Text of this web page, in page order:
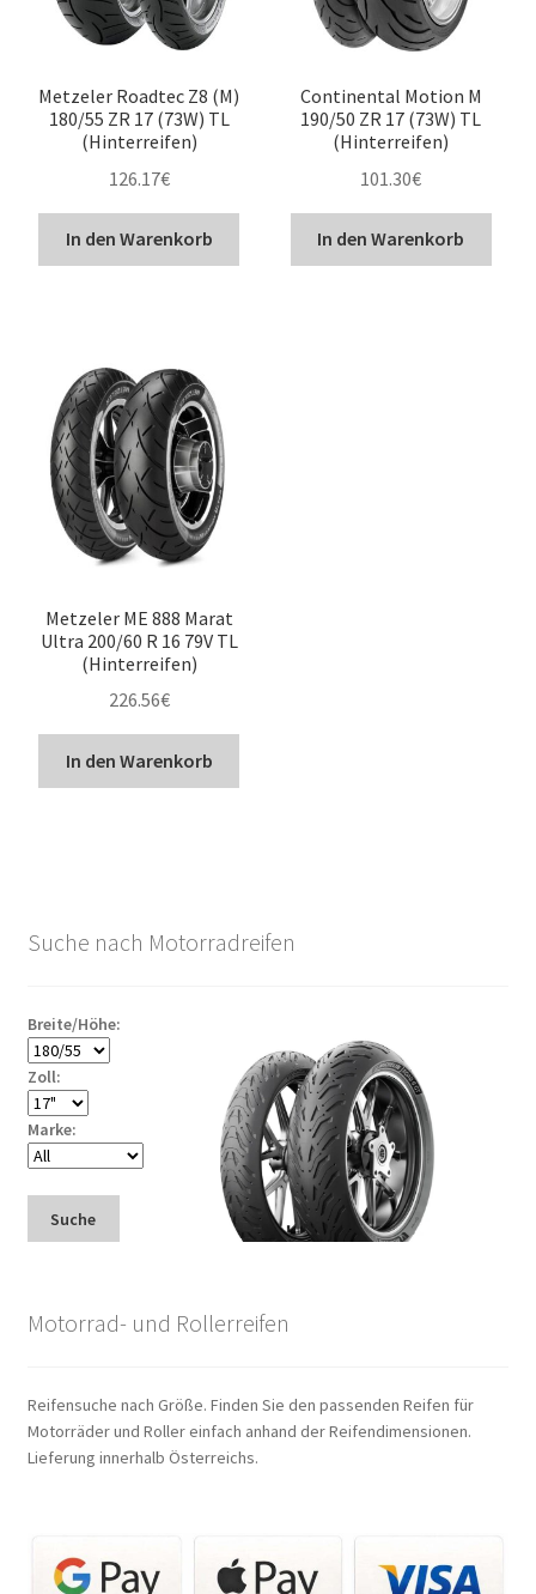
Metzeler Roadtec Z8 (M)
180/55 ZR 17 (73W) TL
(Hinterreifen)
126.17€
In den Warenkorb
Continental Motion M
190/50 ZR 17 (73W) TL
(Hinterreifen)
101.30€
In den Warenkorb
Metzeler ME 888 Marat
Ultra 200/60 R 16 79V TL
(Hinterreifen)
226.56€
In den Warenkorb
Suche nach Motorradreifen
Breite/Höhe:
Zoll:
Marke:
Suche
Motorrad- und Rollerreifen
Reifensuche nach Größe. Finden Sie den passenden Reifen für
Motorräder und Roller einfach anhand der Reifendimensionen.
Lieferung innerhalb Österreichs.